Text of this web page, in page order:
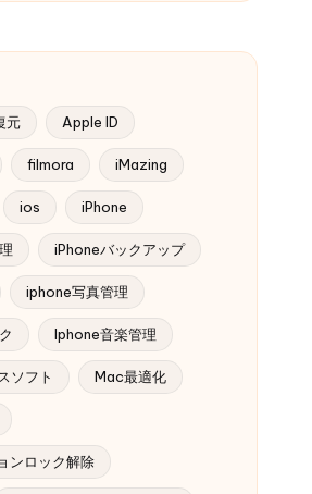
元 Apple ID
filmora iMazing
ios iPhone
iPhoneバックアップ
iphone写真管理
Iphone音楽管理
ソフト Mac最適化
ンロック解除